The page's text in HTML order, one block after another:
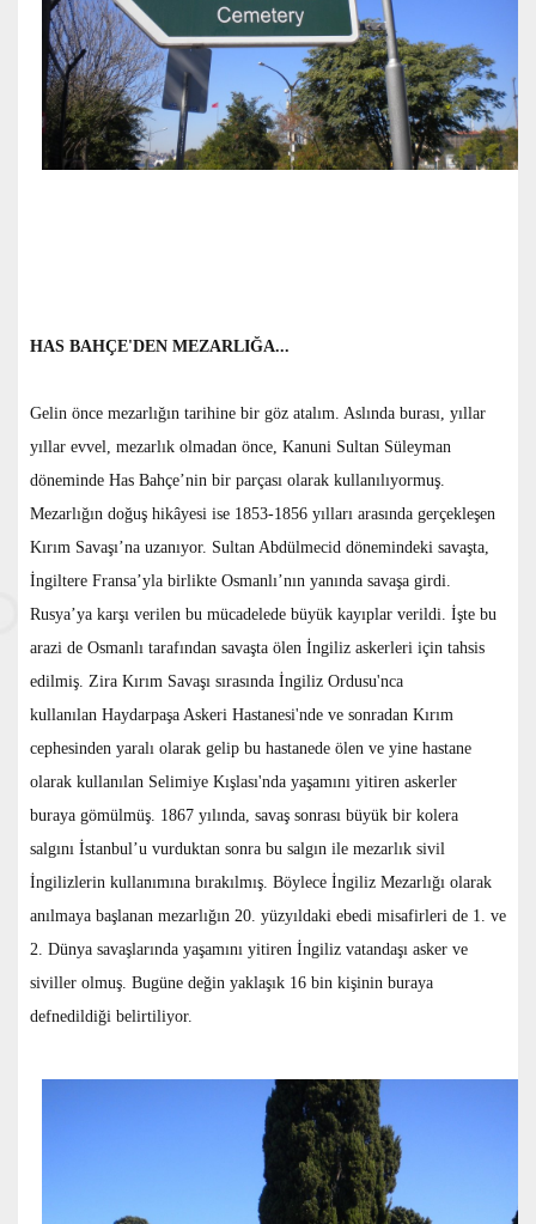
HAS BAHÇE'DEN MEZARLIĞA...
Gelin önce mezarlığın tarihine bir göz atalım. Aslında burası, yıllar
yıllar evvel, mezarlık olmadan önce, Kanuni Sultan Süleyman
döneminde Has Bahçe’nin bir parçası olarak kullanılıyormuş.
Mezarlığın doğuş hikâyesi ise 1853-1856 yılları arasında gerçekleşen
Kırım Savaşı’na uzanıyor. Sultan Abdülmecid dönemindeki savaşta,
İngiltere Fransa’yla birlikte Osmanlı’nın yanında savaşa girdi.
Rusya’ya karşı verilen bu mücadelede büyük kayıplar verildi. İşte bu
arazi de Osmanlı tarafından savaşta ölen İngiliz askerleri için tahsis
edilmiş. Zira Kırım Savaşı sırasında İngiliz Ordusu'nca
kullanılan Haydarpaşa Askeri Hastanesi'nde ve sonradan Kırım
cephesinden yaralı olarak gelip bu hastanede ölen ve yine hastane
olarak kullanılan Selimiye Kışlası'nda yaşamını yitiren askerler
buraya gömülmüş. 1867 yılında, savaş sonrası büyük bir kolera
salgını İstanbul’u vurduktan sonra bu salgın ile mezarlık sivil
İngilizlerin kullanımına bırakılmış. Böylece İngiliz Mezarlığı olarak
anılmaya başlanan mezarlığın 20. yüzyıldaki ebedi misafirleri de 1. ve
2. Dünya savaşlarında yaşamını yitiren İngiliz vatandaşı asker ve
siviller olmuş. Bugüne değin yaklaşık 16 bin kişinin buraya
defnedildiği belirtiliyor.